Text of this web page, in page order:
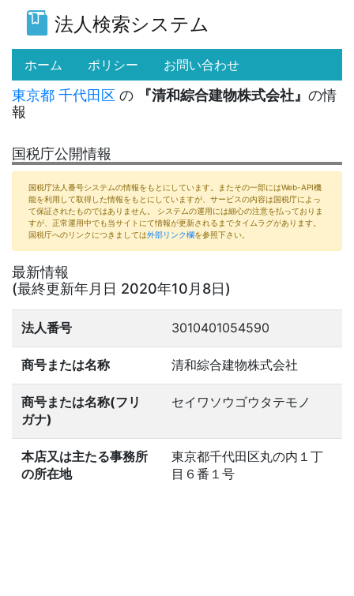
法人検索システム
ホーム (current)
ポリシー お問い合わせ
東京都 千代田区 の 『清和綜合建物株式会社』 の情
報
国税庁公開情報
国税庁法人番号システムの情報をもとにしています。またその一部にはWeb-API機
能を利用して取得した情報をもとにしていますが、サービスの内容は国税庁によっ
て保証されたものではありません。 システムの運用には細心の注意を払っておりま
すが、正常運用中でも当サイトにて情報が更新されるまでタイムラグがあります。
国税庁へのリンクにつきましては外部リンク欄を参照下さい。
最新情報
(最終更新年月日 2020年10月8日)
法人番号 3010401054590
商号または名称 清和綜合建物株式会社
商号または名称(フリ
ガナ)
セイワソウゴウタテモノ
本店又は主たる事務所
の所在地
東京都千代田区丸の内１丁
目６番１号